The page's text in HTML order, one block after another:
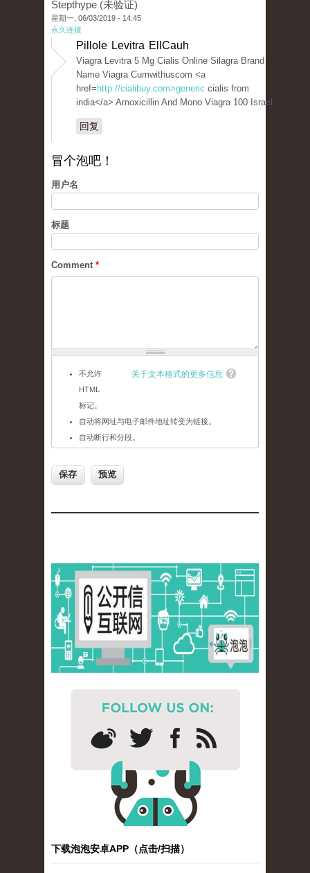
Stepthype (未验证)
星期一, 06/03/2019 - 14:45
永久连接
Pillole Levitra EllCauh
Viagra Levitra 5 Mg Cialis Online Silagra Brand
Name Viagra Cumwithuscom <a
href= http://cialibuy.com>generic cialis from
india</a> Amoxicillin And Mono Viagra 100 Israel
回复
冒个泡吧！
用户名
标题
Comment *
关于文本格式的更多信息
不允许
HTML
标记。
自动将网址与电子邮件地址转变为链接。
自动断行和分段。
下载泡泡安卓APP（点击/扫描）